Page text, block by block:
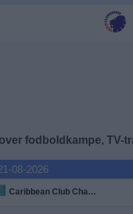
fodboldkampe, TV-
08-2026
Caribbean Club Championship